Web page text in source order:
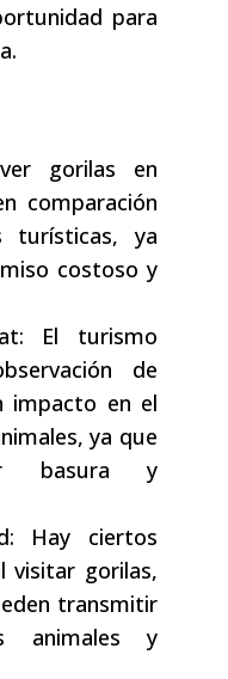
para
gorilas en
comparación
turísticas, ya
costoso y
El turismo
de
impacto en el
ya que
basura y
Hay ciertos
visitar gorilas,
transmitir
animales y